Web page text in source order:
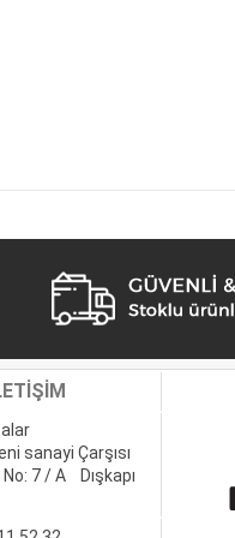
sanayi Çarşısı
7 / A Dışkapı